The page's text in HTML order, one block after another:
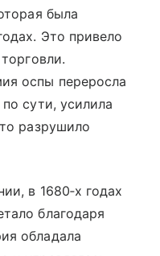
была
Это привело
оспы переросла
сути, усилила
разрушило
в 1680‑х годах
благодаря
обладала